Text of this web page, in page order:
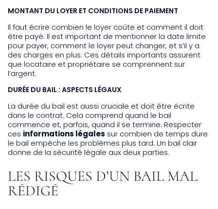
MONTANT DU LOYER ET CONDITIONS DE PAIEMENT
Il faut écrire combien le loyer coûte et comment il doit
être payé. Il est important de mentionner la date limite
pour payer, comment le loyer peut changer, et s’il y a
des charges en plus. Ces détails importants assurent
que locataire et propriétaire se comprennent sur
l’argent.
DURÉE DU BAIL : ASPECTS LÉGAUX
La durée du bail est aussi cruciale et doit être écrite
dans le contrat. Cela comprend quand le bail
commence et, parfois, quand il se termine. Respecter
ces informations légales sur combien de temps dure
le bail empêche les problèmes plus tard. Un bail clair
donne de la sécurité légale aux deux parties.
LES RISQUES D’UN BAIL MAL
RÉDIGÉ